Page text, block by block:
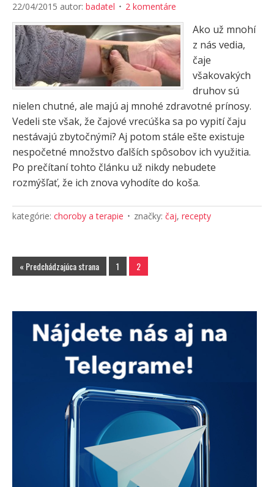
22/04/2015 autor: badatel 2 komentáre
Ako už mnohí
z nás vedia,
čaje
všakovakých
druhov sú
nielen chutné, ale majú aj mnohé zdravotné prínosy.
Vedeli ste však, že čajové vrecúška sa po vypití čaju
nestávajú zbytočnými? Aj potom stále ešte existuje
nespočetné množstvo ďalších spôsobov ich využitia.
Po prečítaní tohto článku už nikdy nebudete
rozmýšľať, že ich znova vyhodíte do koša.
kategórie: choroby a terapie značky: čaj, recepty
« Predchádzajúca strana 1 2